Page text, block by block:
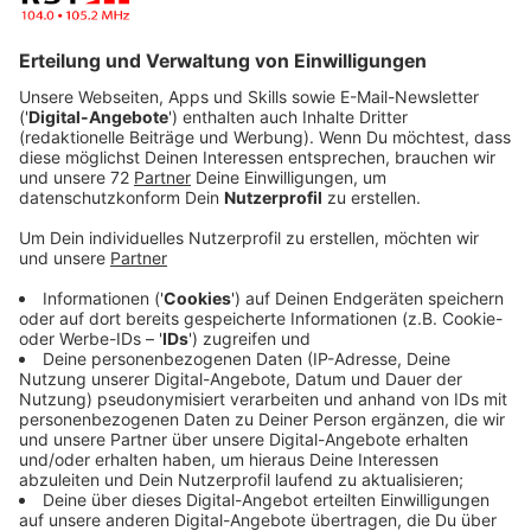
Veröffentlicht:
Mit "Never Look Back" hat Tom Gregory den zweiten
Song seines neuen Albums veröffentlicht. "Das geht in
wollte," sagt er über "Never Look Back". Der Song und
das neue Album sind nur zwei Gründe, sich mit dem
jungen Briten zu unterhalten. Wir freuen uns, dass er
den Weg auf sich nimmt und uns im Studio besuchen
kommt. Das Interview mit Tom Gregory hört ihr hier.
Anzeige